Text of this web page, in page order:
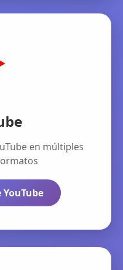
en múltiples
YouTube